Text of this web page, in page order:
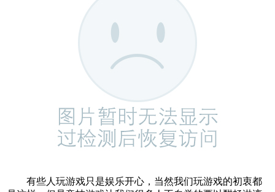
有些人玩游戏只是娱乐开心，当然我们玩游戏的初衷都